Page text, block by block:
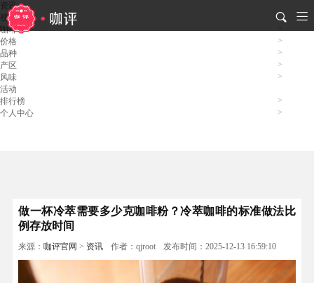
资讯
视频
咖啡
价格
品种
产区
风味
活动
排行榜
个人中心
做一杯冷萃需要多少克咖啡粉？冷萃咖啡的标准做法比
例存放时间
来源：咖评官网 > 资讯 作者：qjroot 发布时间：2025-12-13 16:59:10